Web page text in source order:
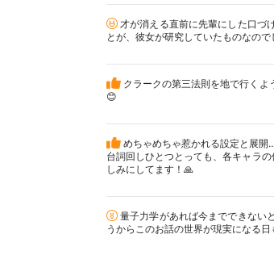
才が消える直前に先輩にした口づ
とが、彼女が研究していたものなので
クラークの第三法則を地で行く
😊
めちゃめちゃ惹かれる設定と展
台詞回しひとつとっても、各キャラ
しみにしてます！🙏
量子力学があれば今までできない
うからこのお話の世界が現実になる